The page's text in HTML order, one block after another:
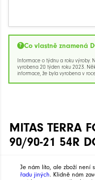
Co vlastně znamená
Informace o týdnu a roku výroby.
vyrobena 20 týden roku 2023.
informace, že byla vyrobena v
MITAS TERRA
90/90-21 54R
Je nám líto, ale zboží není
řadu jiných. Klidně nám